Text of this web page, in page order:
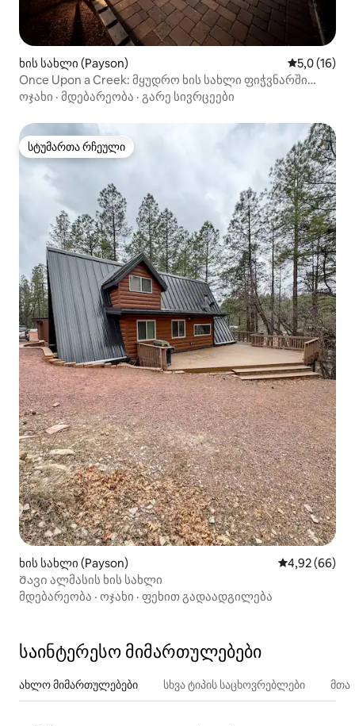
ხის სახლი (Payson) საშუალო
5,0 (16)
Once Upon a Creek: მყუდრო ხის სახლი ფიჭვნარში
პატიოთი
ოჯახი · მდებარეობა · გარე სივრცეები
სტუმართა რჩეული
სტუმართა რჩეული
ხის სახლი (Payson) საშუალო
4,92 (66)
Შავი ალმასის ხის სახლი
მდებარეობა · ოჯახი · ფეხით გადაადგილება
საინტერესო მიმართულებები
ახლო მიმართულებები სხვა ტიპის საცხოვრებლები